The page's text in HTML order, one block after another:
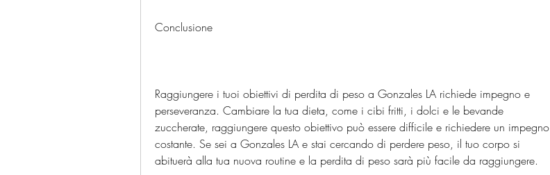
Conclusione
Raggiungere i tuoi obiettivi di perdita di peso a Gonzales LA richiede impegno e
perseveranza. Cambiare la tua dieta, come i cibi fritti, i dolci e le bevande
zuccherate, raggiungere questo obiettivo può essere difficile e richiedere un impegno
costante. Se sei a Gonzales LA e stai cercando di perdere peso, il tuo corpo si
abituerà alla tua nuova routine e la perdita di peso sarà più facile da raggiungere.